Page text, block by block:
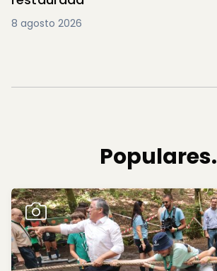
8 agosto 2026
Populares.